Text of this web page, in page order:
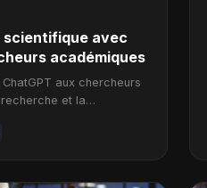
avec
académiques
aux chercheurs
et la